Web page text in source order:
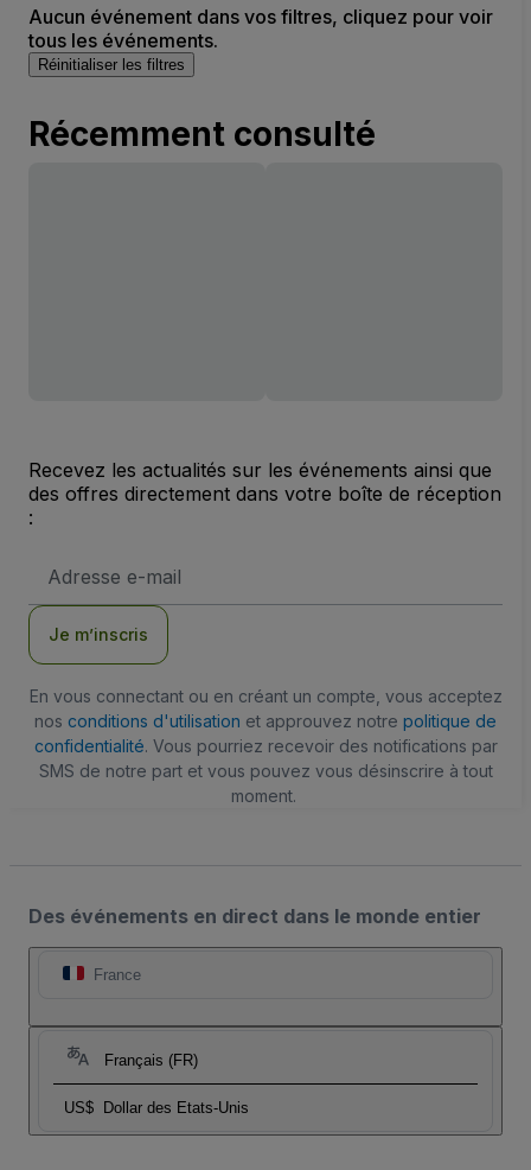
Aucun événement dans vos filtres, cliquez pour voir
tous les événements.
Réinitialiser les filtres
Récemment consulté
Recevez les actualités sur les événements ainsi que
des offres directement dans votre boîte de réception
:
e-
Je m’inscris
En vous connectant ou en créant un compte, vous acceptez
nos conditions d'utilisation et approuvez notre politique de
confidentialité. Vous pourriez recevoir des notifications par
SMS de notre part et vous pouvez vous désinscrire à tout
moment.
Des événements en direct dans le monde entier
France
Français (FR)
US$ Dollar des Etats-Unis